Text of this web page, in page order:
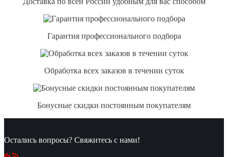
Гарантия профессионального подбора
Обработка всех заказов в течении суток
Бонусные скидки постоянным покупателям
Остались вопросы? Свяжитесь с нами!